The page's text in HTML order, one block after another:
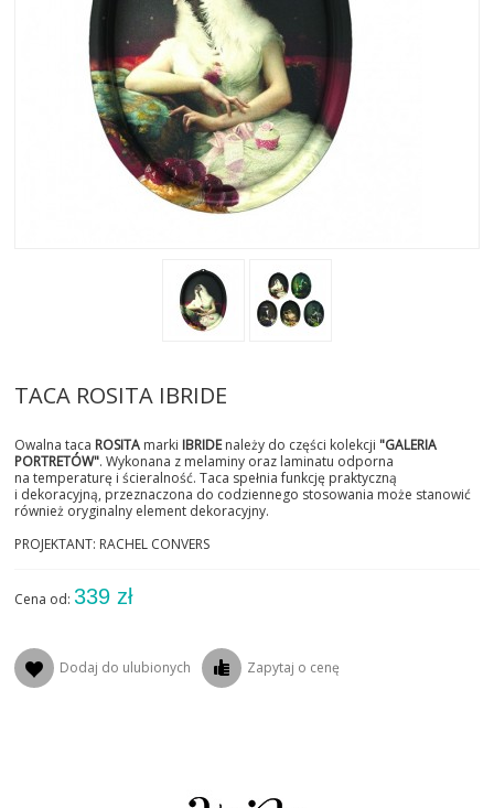
AKTUALNOSCI
STREFA-PROJEKTANTA
REALIZACJE
TACA ROSITA IBRIDE
Owalna taca ROSITA marki IBRIDEnależy do części kolekcji "GALERIA
PORTRETÓW". Wykonana z melaminy oraz laminatu odporna
na temperaturę i ścieralność. Taca spełnia funkcję praktyczną
i dekoracyjną, przeznaczona do codziennego stosowania może stanowić
również oryginalny element dekoracyjny.
PROJEKTANT: RACHEL CONVERS
Cena od:339 zł
Dodaj do ulubionych Zapytaj o cenę